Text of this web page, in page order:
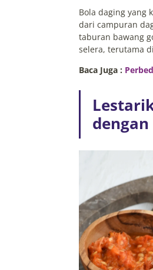
Bola daging yang
dari campuran
taburan bawang
selera, terutama
Baca Juga :